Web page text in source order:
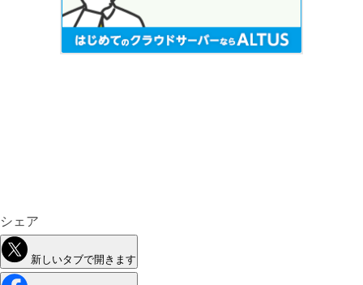
シェア
新しいタブで開きます